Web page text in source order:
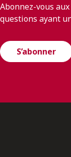
Abonnez-vous
questions ayant
S’abonner